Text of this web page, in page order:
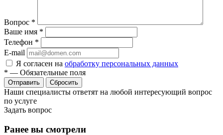
Вопрос *
Ваше имя *
Телефон *
E-mail
Я согласен на обработку персональных данных
* — Обязательные поля
Сбросить
Наши специалисты ответят на любой интересующий вопрос
по услуге
Задать вопрос
Ранее вы смотрели